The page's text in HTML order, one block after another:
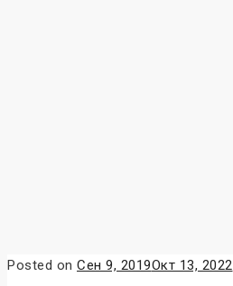
Posted on Сен 9, 2019Окт 13, 2022